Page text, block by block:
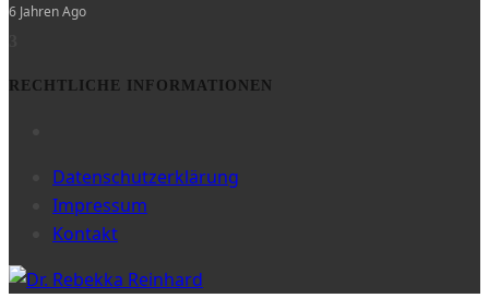
6 Jahren Ago
RECHTLICHE INFORMATIONEN
Datenschutzerklärung
Impressum
Kontakt